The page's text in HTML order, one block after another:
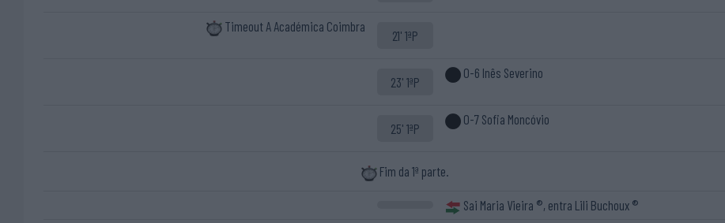
Timeout A Académica Coimbra
21' 1ªP
23' 1ªP
0-6 Inês Severino
25' 1ªP
0-7 Sofia Moncóvio
Fim da 1ª parte.
Sai Maria Vieira ®, entra Lili Buchoux ®